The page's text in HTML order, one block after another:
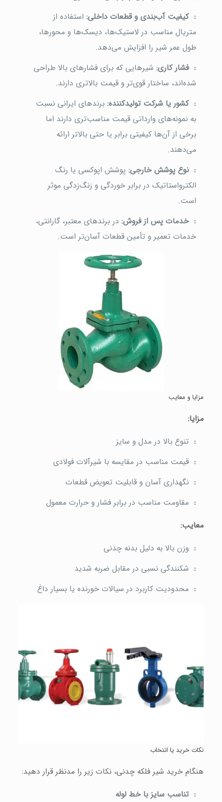
کیفیت آب‌بندی و قطعات داخلی:استفاده از
متریال مناسب در لاستیک‌ها، دیسک‌ها و محورها،
طول عمر شیر را افزایش می‌دهد.
فشار کاری:شیرهایی که برای فشارهای بالا طراحی
شده‌اند، ساختار قوی‌تر و قیمت بالاتری دارند.
کشور یا شرکت تولیدکننده:برندهای ایرانی نسبت
به نمونه‌های وارداتی قیمت مناسب‌تری دارند اما
برخی از آن‌ها کیفیتی برابر یا حتی بالاتر ارائه
می‌دهند.
نوع پوشش خارجی:پوشش اپوکسی یا رنگ
الکترواستاتیک در برابر خوردگی و زنگ‌زدگی موثر
است.
خدمات پس از فروش:در برندهای معتبر، گارانتی،
خدمات تعمیر و تأمین قطعات آسان‌تر است.
مزایا و معایب
مزایا:
تنوع بالا در مدل و سایز
قیمت مناسب در مقایسه با شیرآلات فولادی
نگهداری آسان و قابلیت تعویض قطعات
مقاومت مناسب در برابر فشار و حرارت معمول
معایب:
وزن بالا به دلیل بدنه چدنی
شکنندگی نسبی در مقابل ضربه شدید
محدودیت کاربرد در سیالات خورنده یا بسیار داغ
نکات خرید یا انتخاب
هنگام خرید شیر فلکه چدنی، نکات زیر را مدنظر قرار دهید:
تناسب سایز با خط لوله